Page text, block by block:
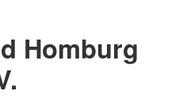
Homburg